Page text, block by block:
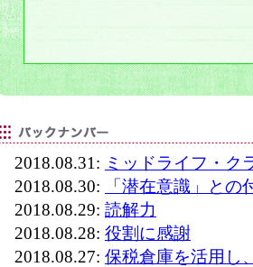
2018.08.31: ミッドライフ・ク
2018.08.30:
「潜在意識」との
2018.08.29: 読解力
2018.08.28: 役割に感謝
2018.08.27: 保税倉庫を活用し